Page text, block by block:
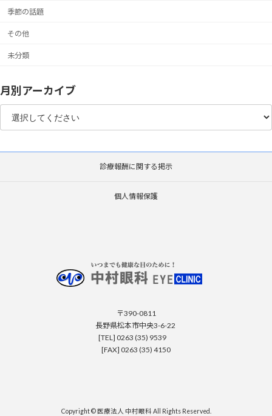
季節の話題
その他
未分類
月別アーカイブ
診療報酬に関する掲示
個人情報保護
〒390-0811
長野県松本市中央3-6-22
[TEL] 0263 (35) 9539
[FAX] 0263 (35) 4150
Copyright © 医療法人 中村眼科 All Rights Reserved.